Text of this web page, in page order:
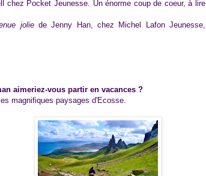
chez Pocket Jeunesse. Un énorme coup de coeur, à lire
joliede Jenny Han, chez Michel Lafon Jeunesse,
aimeriez-vous partir en vacances ?
magnifiques paysages d'Ecosse.